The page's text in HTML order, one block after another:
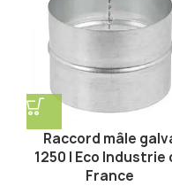
Raccord mâle
1250 | Eco Industrie
France